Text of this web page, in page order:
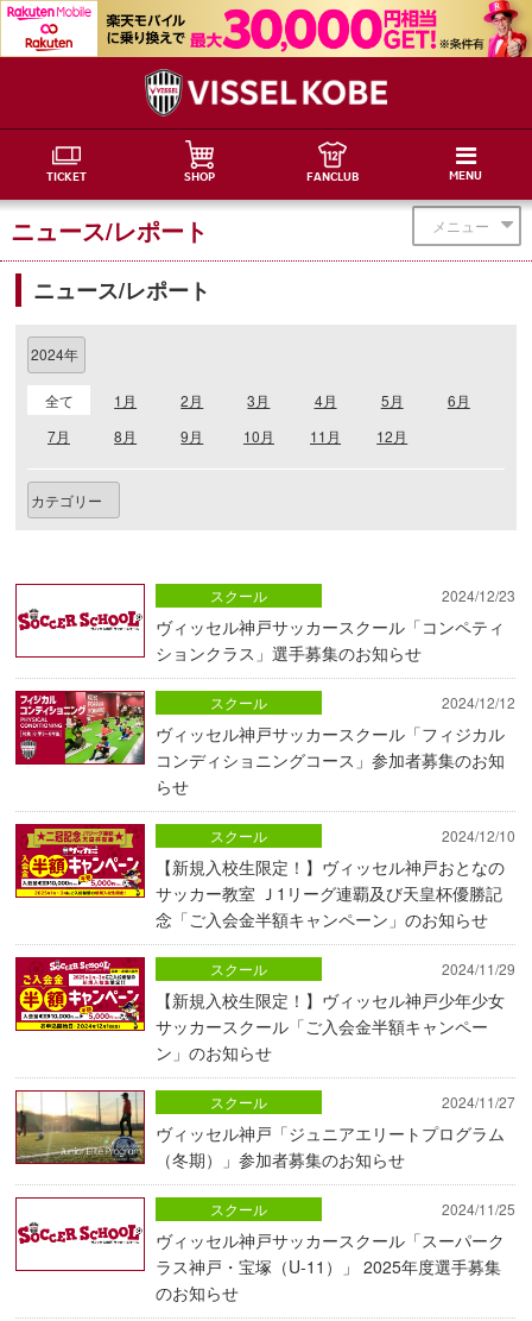
TICKET SHOP FANCLUB MENU
メニュー
ニュース/レポート
ニュース/レポート
全て 1月 2月 3月 4月 5月
6月
7月
8月 9月 10月 11月 12月
2024/12/23
ヴィッセル神戸サッカースクール「コンペティ
ションクラス」選手募集のお知らせ
スクール
2024/12/12
ヴィッセル神戸サッカースクール「フィジカル
コンディショニングコース」参加者募集のお知
らせ
スクール
2024/12/10
【新規入校生限定！】ヴィッセル神戸おとなの
サッカー教室 Ｊ1リーグ連覇及び天皇杯優勝記
念「ご入会金半額キャンペーン」のお知らせ
スクール
2024/11/29
【新規入校生限定！】ヴィッセル神戸少年少女
サッカースクール「ご入会金半額キャンペー
ン」のお知らせ
スクール
2024/11/27
ヴィッセル神戸「ジュニアエリートプログラム
（冬期）」参加者募集のお知らせ
スクール
2024/11/25
ヴィッセル神戸サッカースクール「スーパーク
ラス神戸・宝塚（U-11）」 2025年度選手募集
のお知らせ
スクール